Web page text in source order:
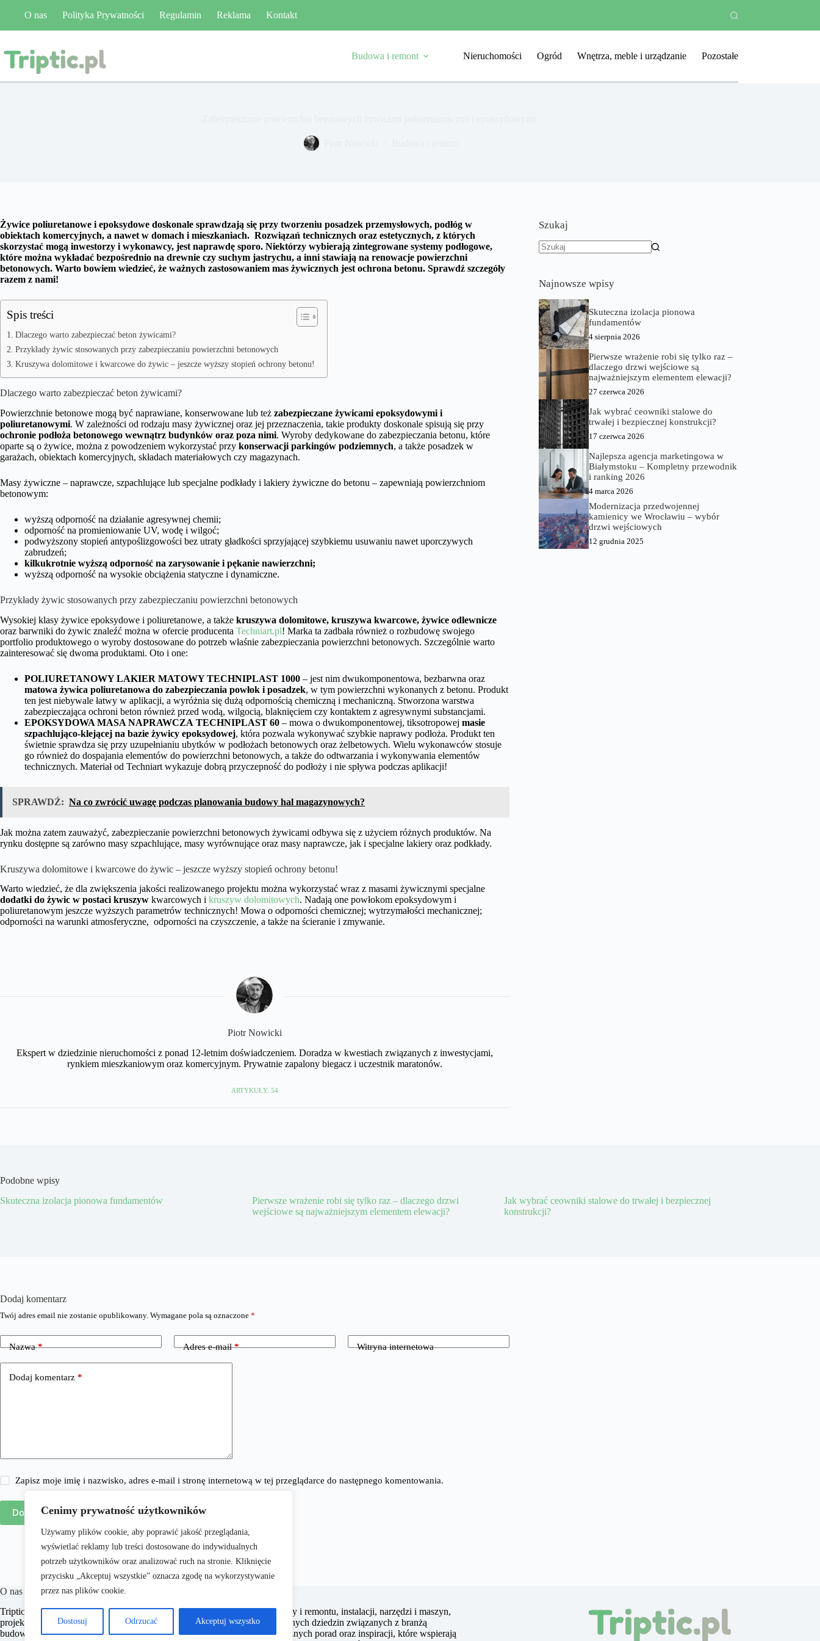
Cenimy prywatność użytkowników
Używamy plików cookie, aby poprawić jakość przeglądania,
wyświetlać reklamy lub treści dostosowane do indywidualnych
potrzeb użytkowników oraz analizować ruch na stronie. Kliknięcie
przycisku „Akceptuj wszystkie” oznacza zgodę na wykorzystywanie
przez nas plików cookie.
Dostosuj Odrzucać Akceptuj wszystko
O nas Polityka Prywatności Regulamin Reklama Kontakt
Budowa i remont Nieruchomości Ogród Wnętrza, meble i urządzanie Pozostałe
Żywice poliuretanowe i epoksydowe doskonale sprawdzają się przy tworzeniu posadzek przemysłowych, podłóg w
obiektach komercyjnych, a nawet w domach i mieszkaniach. Rozwiązań technicznych oraz estetycznych, z których
skorzystać mogą inwestorzy i wykonawcy, jest naprawdę sporo. Niektórzy wybierają zintegrowane systemy podłogowe,
które można wykładać bezpośrednio na drewnie czy suchym jastrychu, a inni stawiają na renowacje powierzchni
betonowych. Warto bowiem wiedzieć, że ważnych zastosowaniem mas żywicznych jest ochrona betonu. Sprawdź szczegóły
razem z nami!
Spis treści
Dlaczego warto zabezpieczać beton żywicami?
Przykłady żywic stosowanych przy zabezpieczaniu powierzchni betonowych
Kruszywa dolomitowe i kwarcowe do żywic – jeszcze wyższy stopień ochrony betonu!
Dlaczego warto zabezpieczać beton żywicami?
Powierzchnie betonowe mogą być naprawiane, konserwowane lub też zabezpieczane żywicami epoksydowymi i
poliuretanowymi. W zależności od rodzaju masy żywicznej oraz jej przeznaczenia, takie produkty doskonale spisują się przy
ochronie podłoża betonowego wewnątrz budynków oraz poza nimi. Wyroby dedykowane do zabezpieczania betonu, które
oparte są o żywice, można z powodzeniem wykorzystać przy konserwacji parkingów podziemnych, a także posadzek w
garażach, obiektach komercyjnych, składach materiałowych czy magazynach.
Masy żywiczne – naprawcze, szpachlujące lub specjalne podkłady i lakiery żywiczne do betonu – zapewniają powierzchniom
betonowym:
wyższą odporność na działanie agresywnej chemii;
odporność na promieniowanie UV, wodę i wilgoć;
podwyższony stopień antypoślizgowości bez utraty gładkości sprzyjającej szybkiemu usuwaniu nawet uporczywych
zabrudzeń;
kilkukrotnie wyższą odporność na zarysowanie i pękanie nawierzchni;
wyższą odporność na wysokie obciążenia statyczne i dynamiczne.
Przykłady żywic stosowanych przy zabezpieczaniu powierzchni betonowych
Wysokiej klasy żywice epoksydowe i poliuretanowe, a także kruszywa dolomitowe, kruszywa kwarcowe, żywice odlewnicze
oraz barwniki do żywic znaleźć można w ofercie producenta Techniart.pl! Marka ta zadbała również o rozbudowę swojego
portfolio produktowego o wyroby dostosowane do potrzeb właśnie zabezpieczania powierzchni betonowych. Szczególnie warto
zainteresować się dwoma produktami. Oto i one:
POLIURETANOWY LAKIER MATOWY TECHNIPLAST 1000 – jest nim dwukomponentowa, bezbarwna oraz
matowa żywica poliuretanowa do zabezpieczania powłok i posadzek, w tym powierzchni wykonanych z betonu. Produkt
ten jest niebywale łatwy w aplikacji, a wyróżnia się dużą odpornością chemiczną i mechaniczną. Stworzona warstwa
zabezpieczająca ochroni beton również przed wodą, wilgocią, blaknięciem czy kontaktem z agresywnymi substancjami.
EPOKSYDOWA MASA NAPRAWCZA TECHNIPLAST 60 – mowa o dwukomponentowej, tiksotropowej masie
szpachlująco-klejącej na bazie żywicy epoksydowej, która pozwala wykonywać szybkie naprawy podłoża. Produkt ten
świetnie sprawdza się przy uzupełnianiu ubytków w podłożach betonowych oraz żelbetowych. Wielu wykonawców stosuje
go również do dospajania elementów do powierzchni betonowych, a także do odtwarzania i wykonywania elementów
technicznych. Materiał od Techniart wykazuje dobrą przyczepność do podłoży i nie spływa podczas aplikacji!
SPRAWDŹ: Na co zwrócić uwagę podczas planowania budowy hal magazynowych?
Jak można zatem zauważyć, zabezpieczanie powierzchni betonowych żywicami odbywa się z użyciem różnych produktów. Na
rynku dostępne są zarówno masy szpachlujące, masy wyrównujące oraz masy naprawcze, jak i specjalne lakiery oraz podkłady.
Kruszywa dolomitowe i kwarcowe do żywic – jeszcze wyższy stopień ochrony betonu!
Warto wiedzieć, że dla zwiększenia jakości realizowanego projektu można wykorzystać wraz z masami żywicznymi specjalne
dodatki do żywic w postaci kruszyw kwarcowych i kruszyw dolomitowych. Nadają one powłokom epoksydowym i
poliuretanowym jeszcze wyższych parametrów technicznych! Mowa o odporności chemicznej; wytrzymałości mechanicznej;
odporności na warunki atmosferyczne, odporności na czyszczenie, a także na ścieranie i zmywanie.
Piotr Nowicki
Ekspert w dziedzinie nieruchomości z ponad 12-letnim doświadczeniem. Doradza w kwestiach związanych z inwestycjami,
rynkiem mieszkaniowym oraz komercyjnym. Prywatnie zapalony biegacz i uczestnik maratonów.
ARTYKUŁY: 54
Szukaj
Najnowsze wpisy
Skuteczna izolacja pionowa
fundamentów
4 sierpnia 2026
Pierwsze wrażenie robi się tylko raz –
dlaczego drzwi wejściowe są
najważniejszym elementem elewacji?
27 czerwca 2026
Jak wybrać ceowniki stalowe do
trwałej i bezpiecznej konstrukcji?
17 czerwca 2026
Najlepsza agencja marketingowa w
Białymstoku – Kompletny przewodnik
i ranking 2026
4 marca 2026
Modernizacja przedwojennej
kamienicy we Wrocławiu – wybór
drzwi wejściowych
12 grudnia 2025
Podobne wpisy
Skuteczna izolacja pionowa fundamentów
Pierwsze wrażenie robi się tylko raz – dlaczego drzwi
wejściowe są najważniejszym elementem elewacji?
Jak wybrać ceowniki stalowe do trwałej i bezpiecznej
konstrukcji?
Dodaj komentarz
Twój adres email nie zostanie opublikowany. Wymagane pola są oznaczone *
Nazwa* Adres e-mail* Witryna internetowa
Dodaj komentarz *
Zapisz moje imię i nazwisko, adres e-mail i stronę internetową w tej przeglądarce do następnego komentowania.
Dodaj komentarz
O nas
​Triptic.pl to portal internetowy oferujący różnorodne treści z zakresu budowy i remontu, instalacji, narzędzi i maszyn,
projektów, nieruchomości, ogrodu, wnętrz, mebli i urządzania oraz wielu innych dziedzin związanych z branżą
budowlaną. Naszym celem jest dostarczanie aktualnych informacji, praktycznych porad oraz inspiracji, które wspierają